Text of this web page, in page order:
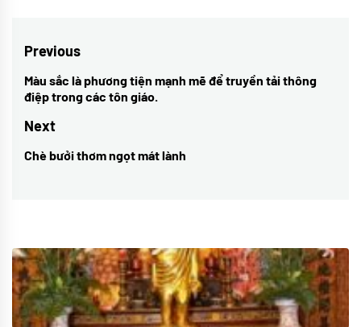
Điều
hướng
bài
viết
Previous
Previous
post:
Màu sắc là phương tiện mạnh mẽ để truyền tải thông
điệp trong các tôn giáo.
Next
Next
Chè bưởi thơm ngọt mát lành